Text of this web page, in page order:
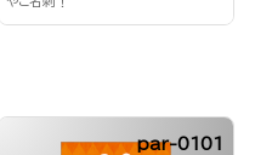
par-0101